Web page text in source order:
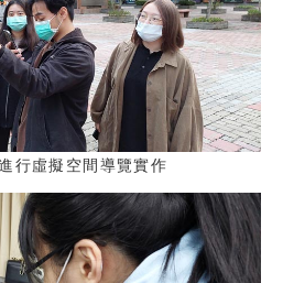
行虛擬空間導覽實作